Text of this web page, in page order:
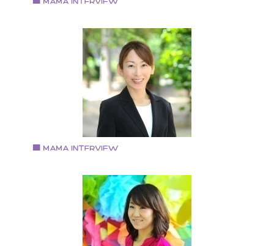
４月高槻市承認第一号民間学童保育室「ＮＰＯ法人ア
もある。 アフタースクールにじのいえ http://nijino-
中野さおりさん
自宅サロン経営 エステスクール講座講師 服販売
2006年 自宅サロン『ピンポンパール』開業 2011年
「好きな事をお仕事にして有意義な毎日を過ごすママ
ん達」をとエステスクール開校 2012年 『心や身体が
気になれる自分を好きになる講座』開講 2014年 お洋
の相談を受けるうちに服販売開始 2016年 『予約が取
にくいお店作りマンツーマン講座』開講 2018年 更に
を元気にと手相や姓名判断をメニュー化 女児二人のの
彈正原 由紀さん
キッズマナーインストラクター／プレシャス・マミー
定トレーナー 「忙しいなか読んでる暇ないよ！！ そん
お母さんだからこそ見て欲しい！」 「マナーはお子さ
の財産になります」 キッズマナー講師 彈正原 由紀 無